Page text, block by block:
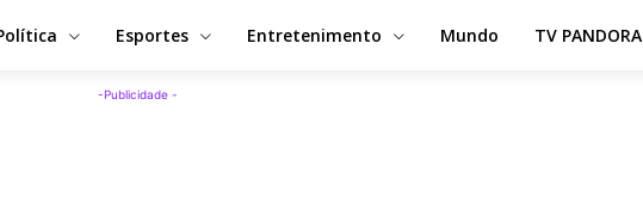
Esportes Entretenimento Mundo TV PANDORA
-Publicidade -